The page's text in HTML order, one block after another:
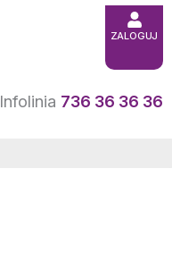
Infolinia 736 36 36 36
ZALOGUJ